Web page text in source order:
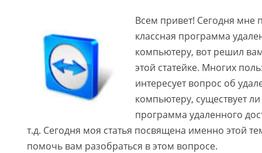
Всем привет! Сегодня мне
классная программа
компьютеру, вот решил
этой статейке. Многих
интересует вопрос об
компьютеру, существует
программа удаленного
т.д. Сегодня моя статья посвящена именно этой
помочь вам разобраться в этом вопросе.